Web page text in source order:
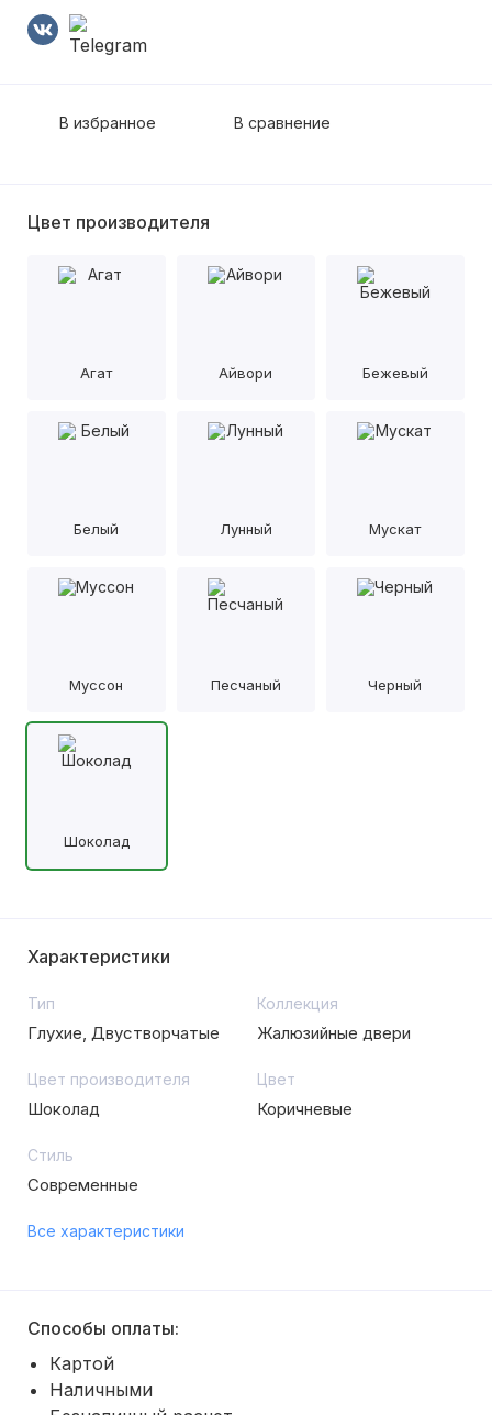
В избранное В сравнение
Цвет производителя
Агат Айвори Бежевый
Белый Лунный Мускат
Муссон Песчаный Черный
Шоколад
Характеристики
Тип
Глухие, Двустворчатые
Коллекция
Жалюзийные двери
Цвет производителя
Шоколад
Цвет
Коричневые
Стиль
Современные
Все характеристики
Способы оплаты:
Картой
Наличными